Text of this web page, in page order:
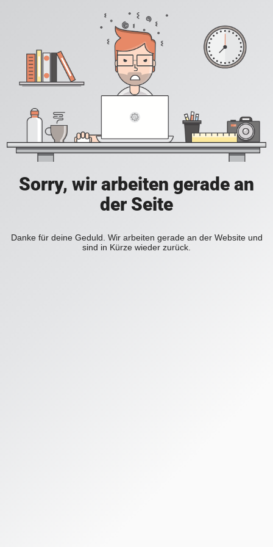
Sorry, wir arbeiten gerade an
der Seite
Danke für deine Geduld. Wir arbeiten gerade an der Website und
sind in Kürze wieder zurück.